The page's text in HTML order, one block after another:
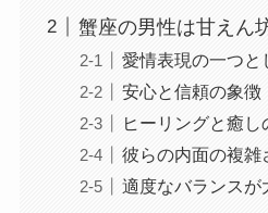
蟹座の男性は甘えん
愛情表現の一つと
安心と信頼の象徴
ヒーリングと癒し
彼らの内面の複雑
適度なバランスが